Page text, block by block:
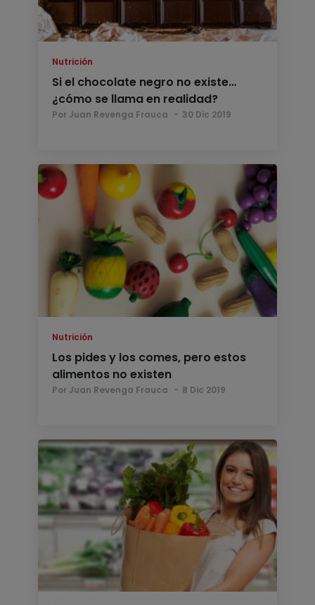
Nutrición
Si el chocolate negro no existe…
¿cómo se llama en realidad?
Por Juan Revenga Frauca 30 Dic 2019
Nutrición
Los pides y los comes, pero estos
alimentos no existen
Por Juan Revenga Frauca 8 Dic 2019